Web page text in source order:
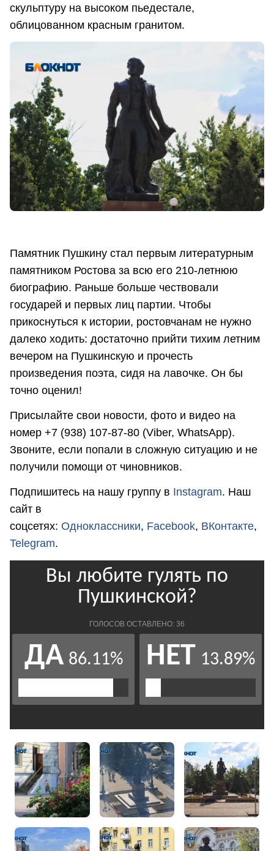
скульптуру на высоком пьедестале,
облицованном красным гранитом.
Памятник Пушкину стал первым литературным
памятником Ростова за всю его 210-летнюю
биографию. Раньше больше чествовали
государей и первых лиц партии. Чтобы
прикоснуться к истории, ростовчанам не нужно
далеко ходить: достаточно прийти тихим летним
вечером на Пушкинскую и прочесть
произведения поэта, сидя на лавочке. Он бы
точно оценил!
Присылайте свои новости, фото и видео на
номер +7 (938) 107-87-80 (Viber, WhatsApp).
Звоните, если попали в сложную ситуацию и не
получили помощи от чиновников.
Подпишитесь на нашу группу в Instagram. Наш
сайт в
соцсетях: Одноклассники, Facebook, ВКонтакте,
Telegram.